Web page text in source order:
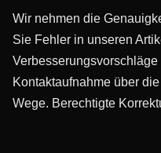
Wir nehmen die
Sie Fehler in unseren
Kontaktaufnahme über
Wege. Berechtigte